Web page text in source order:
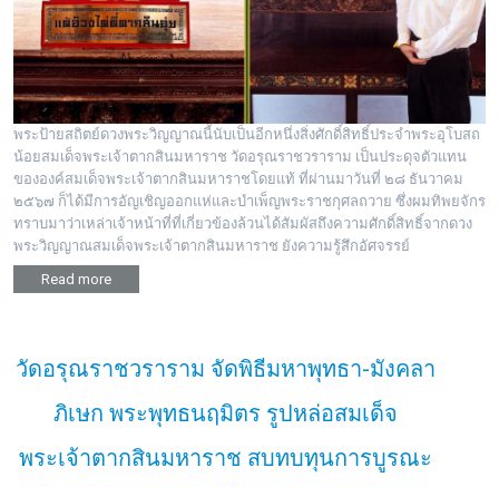
พระป้ายสถิตย์ดวงพระวิญญาณนี้นับเป็นอีกหนึ่งสิ่งศักดิ์สิทธิ์ประจำพระอุโบสถ
น้อยสมเด็จพระเจ้าตากสินมหาราช วัดอรุณราชวราราม เป็นประดุจตัวแทน
ขององค์สมเด็จพระเจ้าตากสินมหาราชโดยแท้ ที่ผ่านมาวันที่ ๒๘ ธันวาคม
๒๕๖๗ ก็ได้มีการอัญเชิญออกแห่และบำเพ็ญพระราชกุศลถวาย ซึ่งผมทิพยจักร
ทราบมาว่าเหล่าเจ้าหน้าที่ที่เกี่ยวข้องล้วนได้สัมผัสถึงความศักดิ์สิทธิ์จากดวง
พระวิญญาณสมเด็จพระเจ้าตากสินมหาราช ยังความรู้สึกอัศจรรย์
Read more
วัดอรุณราชวราราม จัดพิธีมหาพุทธา-มังคลา
ภิเษก พระพุทธนฤมิตร รูปหล่อสมเด็จ
พระเจ้าตากสินมหาราช สบทบทุนการบูรณะ